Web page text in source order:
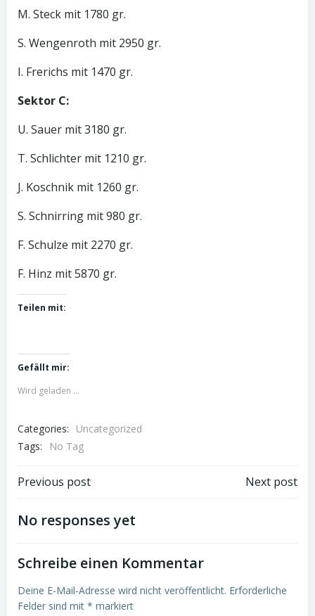
M. Steck mit 1780 gr.
S. Wengenroth mit 2950 gr.
I. Frerichs mit 1470 gr.
Sektor C:
U. Sauer mit 3180 gr.
T. Schlichter mit 1210 gr.
J. Koschnik mit 1260 gr.
S. Schnirring mit 980 gr.
F. Schulze mit 2270 gr.
F. Hinz mit 5870 gr.
Teilen mit:
Gefällt mir:
Wird geladen …
Categories:
Uncategorized
Tags:
No Tag
Post
navigation
Previous post Next post
No responses yet
Schreibe einen Kommentar
Deine E-Mail-Adresse wird nicht veröffentlicht. Erforderliche
Felder sind mit * markiert